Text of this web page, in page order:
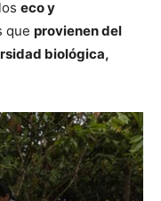
eco y
que provienen del
biológica,